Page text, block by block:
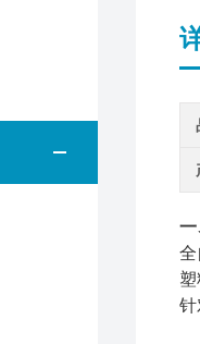
一
全
针